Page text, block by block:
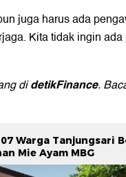
juga harus ada
Kita tidak ingin
didetikFinance.
Warga Tanjungsari
Mie Ayam MBG